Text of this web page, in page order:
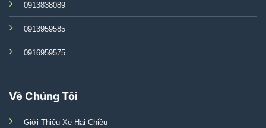
0913838089
0913959585
0916959575
Về Chúng Tôi
Giới Thiệu Xe Hai Chiều